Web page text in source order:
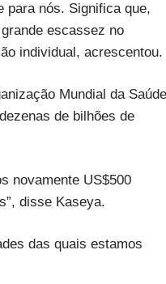
para nós. Significa que,
escassez no
individual, acrescentou.
Mundial da Saúde
de bilhões de
novamente US$500
disse Kaseya.
das quais estamos